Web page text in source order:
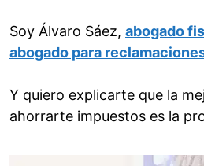
Soy Álvaro Sáez, abogado
abogado para
Y quiero explicarte que la
ahorrarte impuestos es la